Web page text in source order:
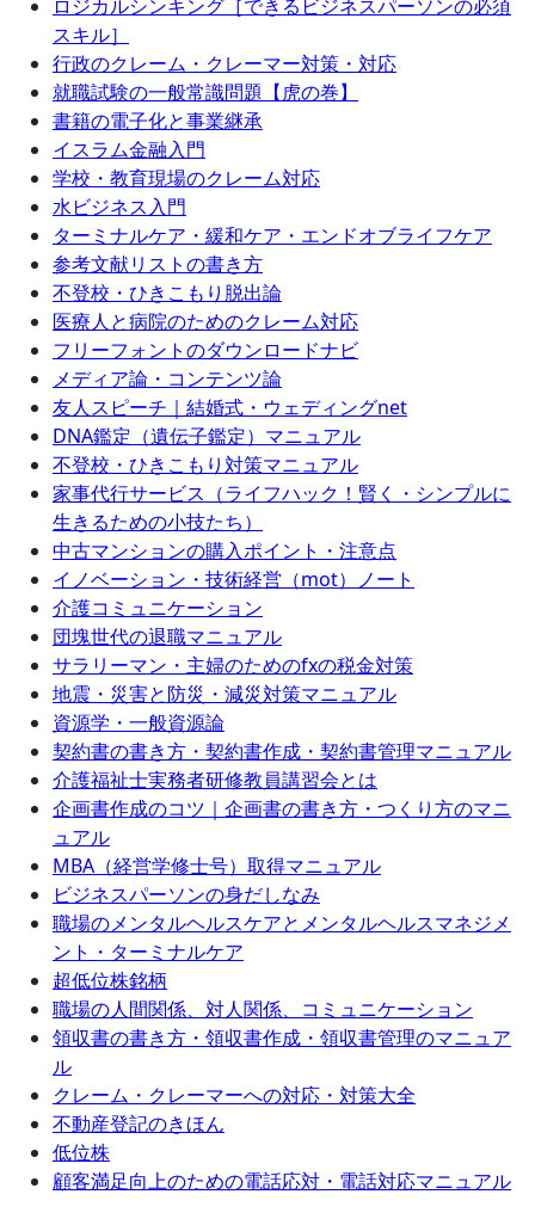
ロジカルシンキング［できるビジネスパーソンの必須
スキル］
行政のクレーム・クレーマー対策・対応
就職試験の一般常識問題【虎の巻】
書籍の電子化と事業継承
イスラム金融入門
学校・教育現場のクレーム対応
水ビジネス入門
ターミナルケア・緩和ケア・エンドオブライフケア
参考文献リストの書き方
不登校・ひきこもり脱出論
医療人と病院のためのクレーム対応
フリーフォントのダウンロードナビ
メディア論・コンテンツ論
友人スピーチ｜結婚式・ウェディングnet
DNA鑑定（遺伝子鑑定）マニュアル
不登校・ひきこもり対策マニュアル
家事代行サービス（ライフハック！賢く・シンプルに
生きるための小技たち）
中古マンションの購入ポイント・注意点
イノベーション・技術経営（mot）ノート
介護コミュニケーション
団塊世代の退職マニュアル
サラリーマン・主婦のためのfxの税金対策
地震・災害と防災・減災対策マニュアル
資源学・一般資源論
契約書の書き方・契約書作成・契約書管理マニュアル
介護福祉士実務者研修教員講習会とは
企画書作成のコツ｜企画書の書き方・つくり方のマニ
ュアル
MBA（経営学修士号）取得マニュアル
ビジネスパーソンの身だしなみ
職場のメンタルヘルスケアとメンタルヘルスマネジメ
ント・ターミナルケア
超低位株銘柄
職場の人間関係、対人関係、コミュニケーション
領収書の書き方・領収書作成・領収書管理のマニュア
ル
クレーム・クレーマーへの対応・対策大全
不動産登記のきほん
低位株
顧客満足向上のための電話応対・電話対応マニュアル